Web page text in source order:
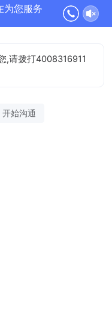
为您服务
,请拨打4008316911
始沟通